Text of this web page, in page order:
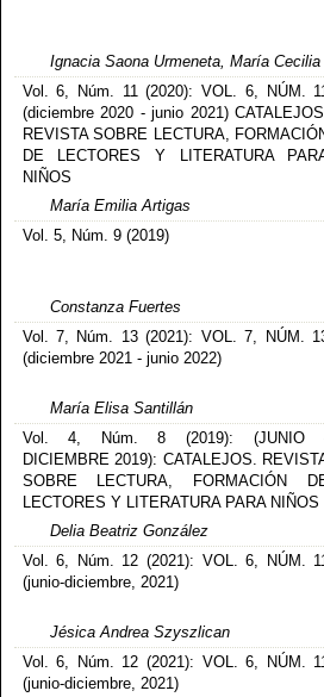
Ignacia Saona Urmeneta, María
Vol. 6, Núm. 11 (2020): VOL. 6, NÚM. 11
(diciembre 2020 - junio 2021) CATALEJOS.
REVISTA SOBRE LECTURA,
DE LECTORES Y LITERATURA
NIÑOS
María Emilia Artigas
Vol. 5, Núm. 9 (2019)
Constanza Fuertes
Vol. 7, Núm. 13 (2021): VOL. 7, NÚM.
(diciembre 2021 - junio 2022)
María Elisa Santillán
Vol. 4, Núm. 8 (2019): (JUNIO
DICIEMBRE 2019): CATALEJOS.
SOBRE LECTURA, FORMACIÓN
LECTORES Y LITERATURA PARA NIÑOS
Delia Beatriz González
Vol. 6, Núm. 12 (2021): VOL. 6, NÚM. 11
(junio-diciembre, 2021)
Jésica Andrea Szyszlican
Vol. 6, Núm. 12 (2021): VOL. 6, NÚM. 11
(junio-diciembre, 2021)